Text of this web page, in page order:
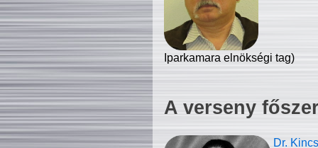
Iparkamara elnökségi tag)
A verseny
Dr.